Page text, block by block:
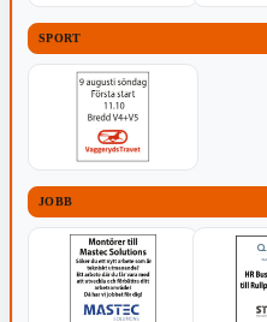
SPORT
JOBB